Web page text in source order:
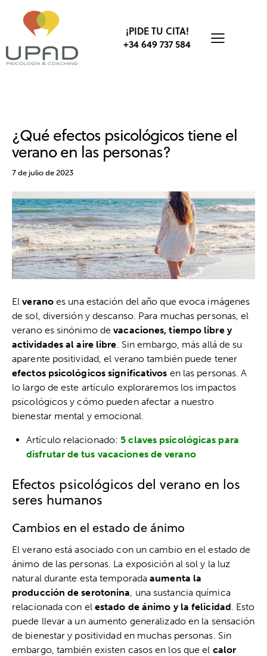
¡PIDE TU CITA!
+34 649 737 584
¿Qué efectos psicológicos tiene el
verano en las personas?
7 de julio de 2023
Elveranoes una estación del año que evoca imágenes
de sol, diversión y descanso. Para muchas personas, el
verano es sinónimo devacaciones, tiempo libre y
actividades al aire libre. Sin embargo, más allá de su
aparente positividad, el verano también puede tener
efectos psicológicos significativos en las personas. A
lo largo de este artículo exploraremos los impactos
psicológicos y cómo pueden afectar a nuestro
bienestar mental y emocional.
Artículo relacionado:5 claves psicológicas para
disfrutar de tus vacaciones de verano
Efectos psicológicos del verano en los
seres humanos
Cambios en el estado de ánimo
El verano está asociado con un cambio en el estado de
ánimo de las personas. La exposición al sol y la luz
natural durante esta temporadaaumenta la
producción de serotonina, una sustancia química
relacionada con el estado de ánimo y la felicidad. Esto
puede llevar a un aumento generalizado en la sensación
de bienestar y positividad en muchas personas. Sin
embargo, también existen casos en los que el calor